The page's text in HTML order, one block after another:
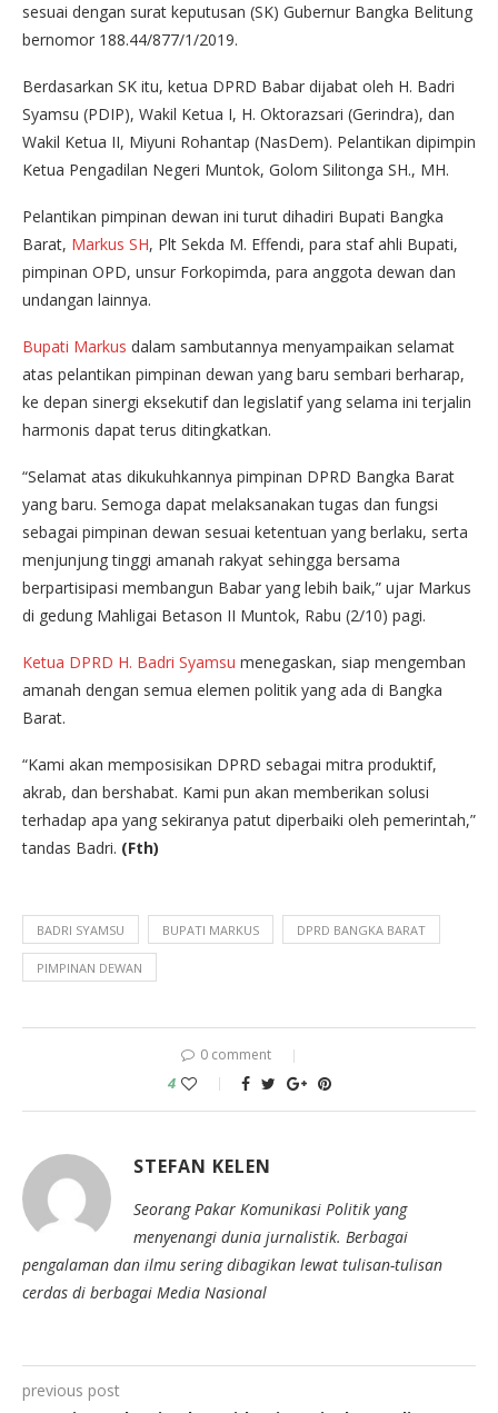
sesuai dengan surat keputusan (SK) Gubernur Bangka Belitung
bernomor 188.44/877/1/2019.
Berdasarkan SK itu, ketua DPRD Babar dijabat oleh H. Badri
Syamsu (PDIP), Wakil Ketua I, H. Oktorazsari (Gerindra), dan
Wakil Ketua II, Miyuni Rohantap (NasDem). Pelantikan dipimpin
Ketua Pengadilan Negeri Muntok, Golom Silitonga SH., MH.
Pelantikan pimpinan dewan ini turut dihadiri Bupati Bangka
Barat, Markus SH, Plt Sekda M. Effendi, para staf ahli Bupati,
pimpinan OPD, unsur Forkopimda, para anggota dewan dan
undangan lainnya.
Bupati Markus dalam sambutannya menyampaikan selamat
atas pelantikan pimpinan dewan yang baru sembari berharap,
ke depan sinergi eksekutif dan legislatif yang selama ini terjalin
harmonis dapat terus ditingkatkan.
“Selamat atas dikukuhkannya pimpinan DPRD Bangka Barat
yang baru. Semoga dapat melaksanakan tugas dan fungsi
sebagai pimpinan dewan sesuai ketentuan yang berlaku, serta
menjunjung tinggi amanah rakyat sehingga bersama
berpartisipasi membangun Babar yang lebih baik,” ujar Markus
di gedung Mahligai Betason II Muntok, Rabu (2/10) pagi.
Ketua DPRD H. Badri Syamsu menegaskan, siap mengemban
amanah dengan semua elemen politik yang ada di Bangka
Barat.
“Kami akan memposisikan DPRD sebagai mitra produktif,
akrab, dan bershabat. Kami pun akan memberikan solusi
terhadap apa yang sekiranya patut diperbaiki oleh pemerintah,”
tandas Badri. (Fth)
BADRI SYAMSU BUPATI MARKUS DPRD BANGKA BARAT
PIMPINAN DEWAN
0 comment
4
STEFAN KELEN
Seorang Pakar Komunikasi Politik yang
menyenangi dunia jurnalistik. Berbagai
pengalaman dan ilmu sering dibagikan lewat tulisan-tulisan
cerdas di berbagai Media Nasional
previous post